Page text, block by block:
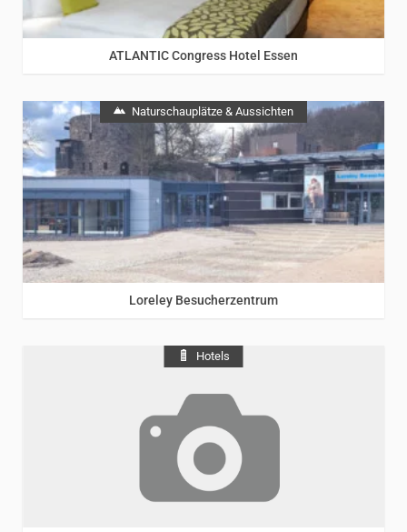
Rhein
ATLANTIC Congress Hotel Essen
Naturschauplätze & Aussichten
Loreley/Rhein
Loreley Besucherzentrum
Hotels